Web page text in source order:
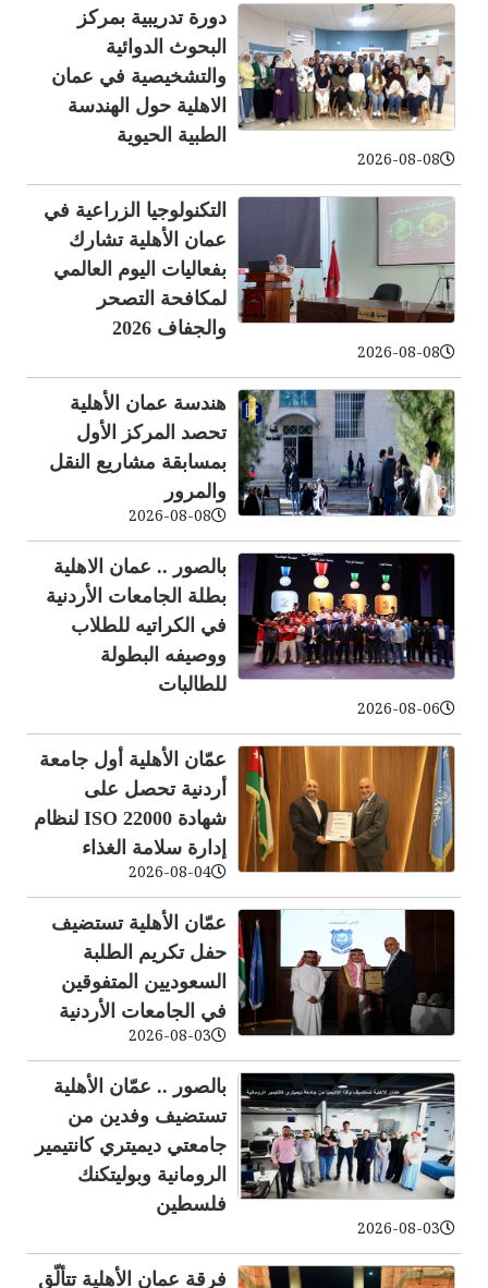
دورة تدريبية بمركز
البحوث الدوائية
والتشخيصية في عمان
الاهلية حول الهندسة
الطبية الحيوية
2026-08-08
التكنولوجيا الزراعية في
عمان الأهلية تشارك
بفعاليات اليوم العالمي
لمكافحة التصحر
والجفاف 2026
2026-08-08
هندسة عمان الأهلية
تحصد المركز الأول
بمسابقة مشاريع النقل
والمرور
2026-08-08
بالصور .. عمان الاهلية
بطلة الجامعات الأردنية
في الكراتيه للطلاب
ووصيفه البطولة
للطالبات
2026-08-06
عمّان الأهلية أول جامعة
أردنية تحصل على
شهادة ISO 22000 لنظام
إدارة سلامة الغذاء
2026-08-04
عمّان الأهلية تستضيف
حفل تكريم الطلبة
السعوديين المتفوقين
في الجامعات الأردنية
2026-08-03
بالصور .. عمّان الأهلية
تستضيف وفدين من
جامعتي ديميتري كانتيمير
الرومانية وبوليتكنك
فلسطين
2026-08-03
فرقة عمان الأهلية تتألّق